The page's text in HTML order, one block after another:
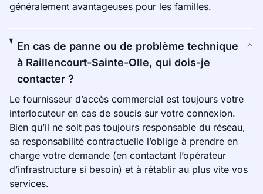
généralement avantageuses pour les familles.
En cas de panne ou de problème technique
à Raillencourt-Sainte-Olle, qui dois-je
contacter ?
Le fournisseur d’accès commercial est toujours votre
interlocuteur en cas de soucis sur votre connexion.
Bien qu’il ne soit pas toujours responsable du réseau,
sa responsabilité contractuelle l’oblige à prendre en
charge votre demande (en contactant l’opérateur
d’infrastructure si besoin) et à rétablir au plus vite vos
services.